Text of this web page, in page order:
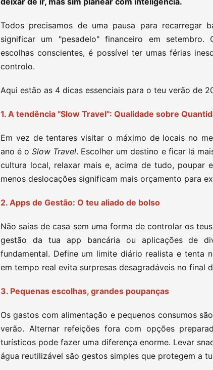
Todos precisamos de uma pausa para recarregar
significar um "pesadelo" financeiro em setembro.
escolhas conscientes, é possível ter umas férias
controlo.
Aqui estão as 4 dicas essenciais para o teu verão de
1. A tendência "Slow Travel": Qualidade sobre
Em vez de tentares visitar o máximo de locais no
ano é oSlow Travel. Escolher um destino e ficar lá
cultura local, relaxar mais e, acima de tudo, poupar
menos deslocações significam mais orçamento para
2. Apps de Gestão: O teu aliado de bolso
Não saias de casa sem uma forma de controlar os
gestão da tua app bancária ou aplicações de
fundamental. Define um limite diário realista e tenta
em tempo real evita surpresas desagradáveis no final
3. Pequenas escolhas, grandes poupanças
Os gastos com alimentação e pequenos consumos
verão. Alternar refeições fora com opções
turísticos pode fazer uma diferença enorme. Levar
água reutilizável são gestos simples que protegem a